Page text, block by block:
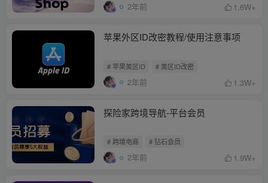
2年前 1.6W+
苹果外区ID改密教程/使用注意事项
# 苹果美区ID # 美区ID改密
2年前 1.3W+
探险家跨境导航-平台会员
# 跨境电商 # 钻石会员
2年前 1.9W+